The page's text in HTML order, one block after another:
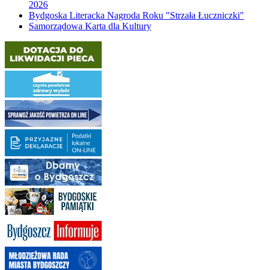
2026
Bydgoska Literacka Nagroda Roku "Strzała Łuczniczki"
Samorządowa Karta dla Kultury